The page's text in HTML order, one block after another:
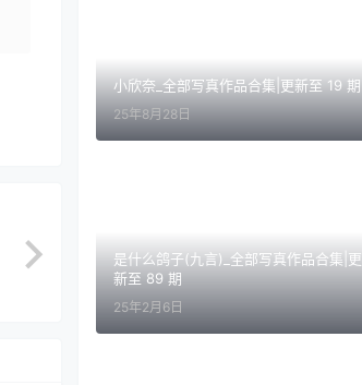
小欣奈_全部写真作品合集|更新至 19 期
25年8月28日
是什么鸽子(九言)_全部写真作品合集|更
新至 89 期
25年2月6日